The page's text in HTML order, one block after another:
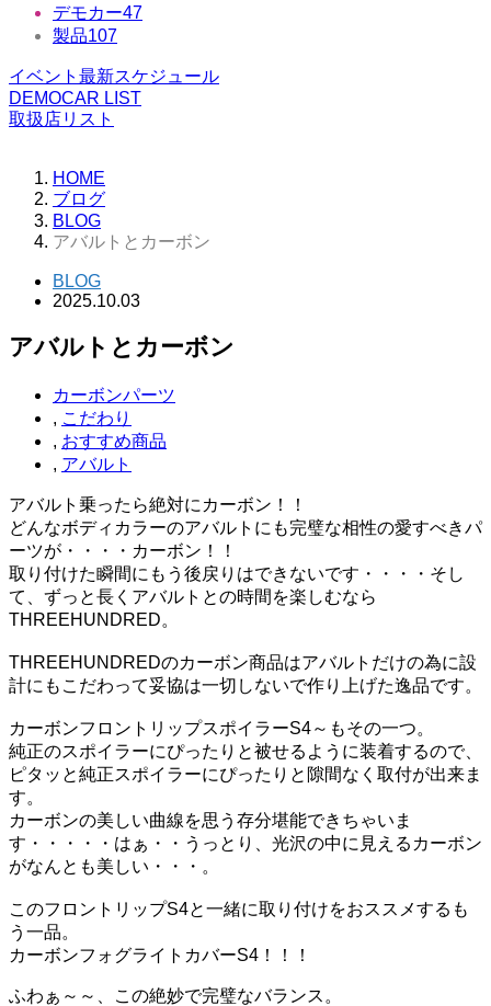
デモカー47
製品107
イベント最新スケジュール
DEMOCAR LIST
取扱店リスト
HOME
ブログ
BLOG
アバルトとカーボン
BLOG
2025.10.03
アバルトとカーボン
カーボンパーツ
, こだわり
, おすすめ商品
, アバルト
アバルト乗ったら絶対にカーボン！！
どんなボディカラーのアバルトにも完璧な相性の愛すべきパ
ーツが・・・・カーボン！！
取り付けた瞬間にもう後戻りはできないです・・・・そし
て、ずっと長くアバルトとの時間を楽しむなら
THREEHUNDRED。
THREEHUNDREDのカーボン商品はアバルトだけの為に設
計にもこだわって妥協は一切しないで作り上げた逸品です。
カーボンフロントリップスポイラーS4～もその一つ。
純正のスポイラーにぴったりと被せるように装着するので、
ピタッと純正スポイラーにぴったりと隙間なく取付が出来ま
す。
カーボンの美しい曲線を思う存分堪能できちゃいま
す・・・・・はぁ・・うっとり、光沢の中に見えるカーボン
がなんとも美しい・・・。
このフロントリップS4と一緒に取り付けをおススメするも
う一品。
カーボンフォグライトカバーS4！！！
ふわぁ～～、この絶妙で完璧なバランス。